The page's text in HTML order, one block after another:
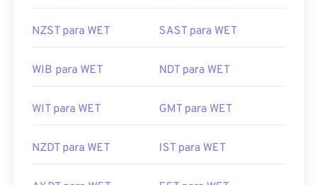
NZST para WET SAST para WET
WIB para WET NDT para WET
WIT para WET GMT para WET
NZDT para WET IST para WET